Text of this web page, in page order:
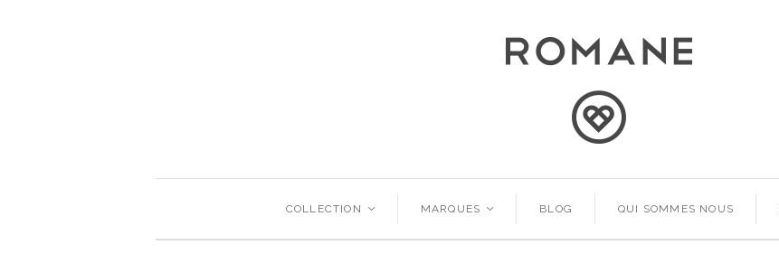
COLLECTION < MARQUES < BLOG QUI SOMMES NOUS